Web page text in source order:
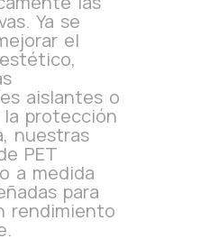
Ya se
el
aislantes o
protección
nuestras
PET
a medida
para
rendimiento